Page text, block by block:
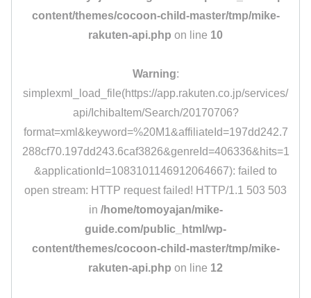
content/themes/cocoon-child-master/tmp/mike-
rakuten-api.php on line 10
Warning:
simplexml_load_file(https://app.rakuten.co.jp/services/
api/IchibaItem/Search/20170706?
format=xml&keyword=%20M1&affiliateId=197dd242.7
288cf70.197dd243.6caf3826&genreId=406336&hits=1
&applicationId=1083101146912064667): failed to
open stream: HTTP request failed! HTTP/1.1 503 503
in /home/tomoyajan/mike-
guide.com/public_html/wp-
content/themes/cocoon-child-master/tmp/mike-
rakuten-api.php on line 12